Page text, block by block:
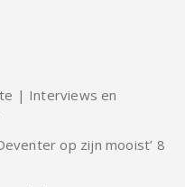
| Interviews en
op zijn mooist’ 8